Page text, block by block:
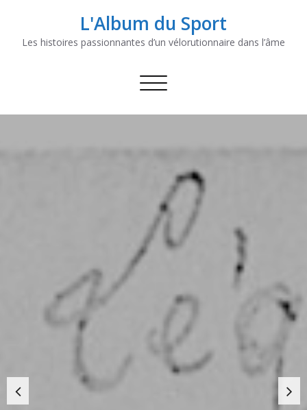
L'Album du Sport
Les histoires passionnantes d’un vélorutionnaire dans l’âme
Afficher/masquer
navigation